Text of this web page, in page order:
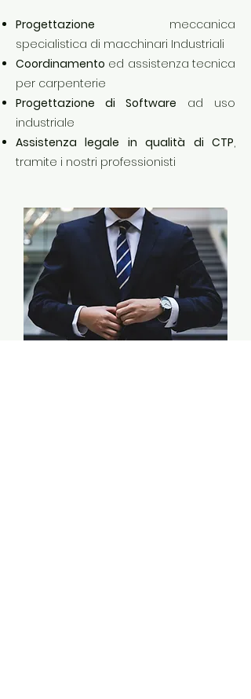
Progettazione meccanica
specialistica di macchinari Industriali
Coordinamento ed assistenza tecnica
per carpenterie
Progettazione di Software ad uso
industriale
Assistenza legale in qualità di CTP,
tramite i nostri professionisti